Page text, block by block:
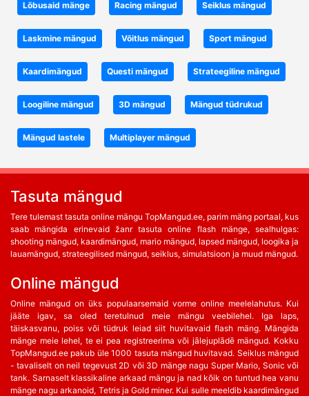
Lõbusaid mänge Racing mängud Seiklus mängud
Laskmine mängud Võitlus mängud Sport mängud
Kaardimängud Questi mängud Strateegiline mängud
Loogiline mängud 3D mängud Mängud tüdrukud
Mängud lastele Multiplayer mängud
Tasuta mängud
Tere tulemast tasuta online mängu TopMangud.ee, parim mäng portaal, kus
saab mängida erinevaid žanr tasuta online flash mänge, sealhulgas:
shooting mängud, kaardimängud, mario mängud, lapsed mängud, loogika ja
lauamängud, strateegilised mängud, seiklus, simulatsioon ja muud mängud.
Online mängud
Online mängud on üks populaarsemaid vorme online meelelahutus. Kui
jääte igav, sa oled teretulnud meie mängu veebilehel. Iga laps,
täiskasvanu, poiss või tüdruk leiad siit huvitavaid flash mäng. Mängida
mänge meie lehel, te ei pea registreerima või jālejuplādē mängud. Kokku
TopMangud.ee pakub üle 1000 tasuta mängud huvitavad. Seiklus mängud
- tavaliselt on neil tegevust 2D või 3D mänge nagu Super Mario, Sonic või
tank. Sarnaselt klassikaline arkaad mängu ja nad kõik on tuntud hea vanu
mänge nagu arkanoid, Tetris ja Gold miner. Kui sulle meeldib kaardimängud